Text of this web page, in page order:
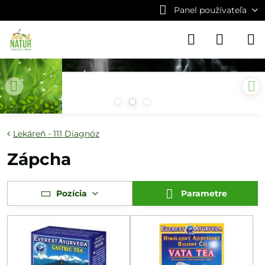
Panel používateľa
Lekáreň - 111 Diagnóz
Zápcha
Pozícia Parametre